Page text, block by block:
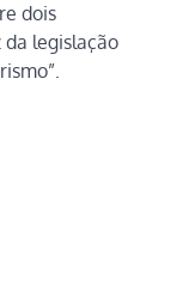
dois
legislação